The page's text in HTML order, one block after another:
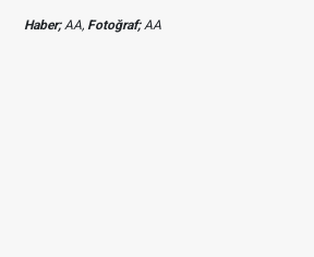
Haber;AA, Fotoğraf;AA